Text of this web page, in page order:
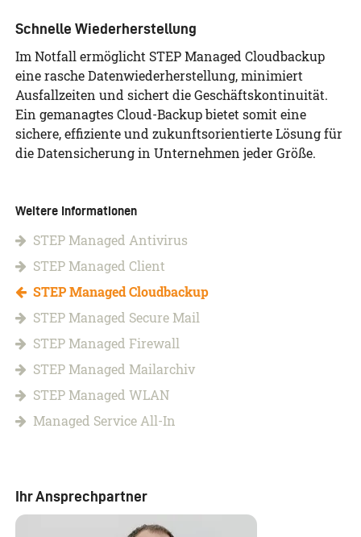
Schnelle Wiederherstellung
Im Notfall ermöglicht STEP Managed Cloudbackup
eine rasche Datenwiederherstellung, minimiert
Ausfallzeiten und sichert die Geschäftskontinuität.
Ein gemanagtes Cloud-Backup bietet somit eine
sichere, effiziente und zukunftsorientierte Lösung für
die Datensicherung in Unternehmen jeder Größe.
Weitere Informationen
STEP Managed Antivirus
STEP Managed Client
STEP Managed Cloudbackup
STEP Managed Secure Mail
STEP Managed Firewall
STEP Managed Mailarchiv
STEP Managed WLAN
Managed Service All-In
Ihr Ansprechpartner